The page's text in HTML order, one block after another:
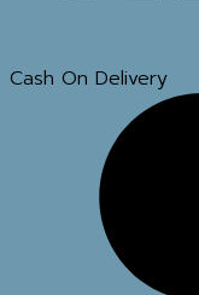
Cash On Delivery